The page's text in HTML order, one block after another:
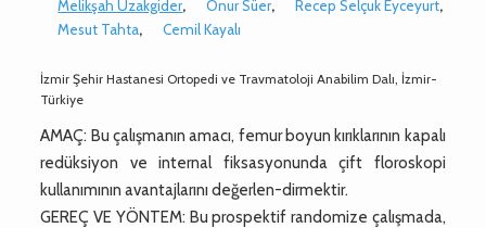
Melikşah Uzakgider, Onur Süer, Recep Selçuk Eyceyurt,
Mesut Tahta, Cemil Kayalı
İzmir Şehir Hastanesi Ortopedi ve Travmatoloji Anabilim Dalı, İzmir-
Türkiye
AMAÇ: Bu çalışmanın amacı, femur boyun kırıklarının kapalı
redüksiyon ve internal fiksasyonunda çift floroskopi
kullanımının avantajlarını değerlen-dirmektir.
GEREÇ VE YÖNTEM: Bu prospektif randomize çalışmada,